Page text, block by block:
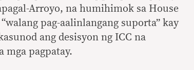
Arroyo, na humihimok sa House
pag-aalinlangang suporta” kay
ang desisyon ng ICC na
mga pagpatay.